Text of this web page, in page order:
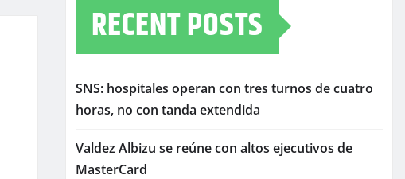
RECENT POSTS
SNS: hospitales operan con tres turnos de cuatro
horas, no con tanda extendida
Valdez Albizu se reúne con altos ejecutivos de
MasterCard